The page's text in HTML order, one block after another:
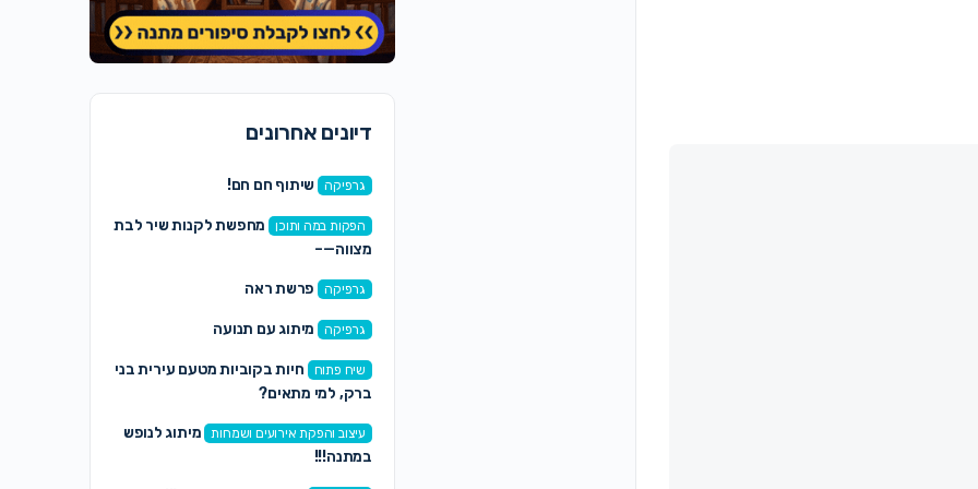
דיונים אחרונים
גרפיקה שיתוף חם חם!
הפקות במה ותוכן
מחפשת לקנות שיר לבת
מצווה—–
גרפיקה פרשת ראה
גרפיקה מיתוג עם תנועה
שיח פתוח
חיות בקוביות מטעם עירית בני
ברק, למי מתאים?
עיצוב והפקת אירועים ושמחות
מיתוג לנופש
במתנה!!!